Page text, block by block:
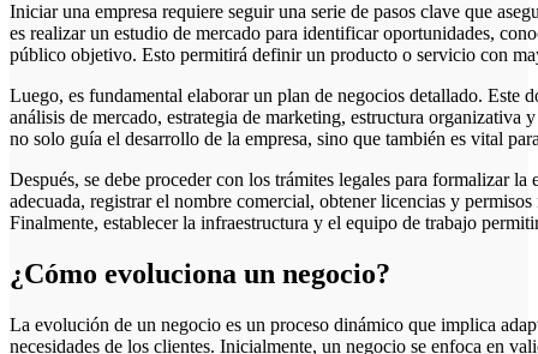
Iniciar una empresa requiere seguir una serie de pasos clave que
es realizar un estudio de mercado para identificar oportunidades,
público objetivo. Esto permitirá definir un producto o servicio con
Luego, es fundamental elaborar un plan de negocios detallado. Este
análisis de mercado, estrategia de marketing, estructura
no solo guía el desarrollo de la empresa, sino que también es vital
Después, se debe proceder con los trámites legales para formalizar
adecuada, registrar el nombre comercial, obtener licencias y
Finalmente, establecer la infraestructura y el equipo de trabajo
¿Cómo evoluciona un negocio?
La evolución de un negocio es un proceso dinámico que implica
necesidades de los clientes. Inicialmente, un negocio se enfoca en